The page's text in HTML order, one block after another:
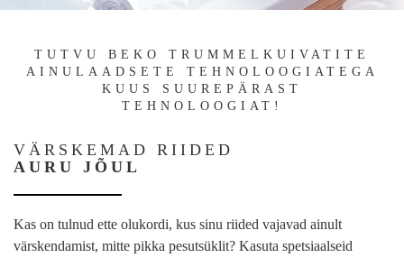
TUTVU BEKO TRUMMELKUIVATITE
AINULAADSETE TEHNOLOOGIATEGA
KUUS SUUREPÄRAST
TEHNOLOOGIAT!
VÄRSKEMAD RIIDED
AURU JÕUL
Kas on tulnud ette olukordi, kus sinu riided vajavad ainult
värskendamist, mitte pikka pesutsüklit? Kasuta spetsiaalseid